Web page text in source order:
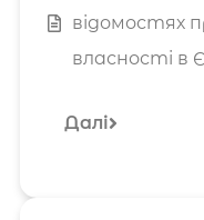
відомостях
власності в
Далі